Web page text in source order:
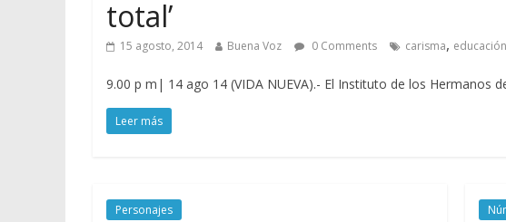
total’
15 agosto, 2014 Buena Voz 0 Comments carisma, educación
9.00 p m| 14 ago 14 (VIDA NUEVA).- El Instituto de los Hermanos
Leer más
Personajes